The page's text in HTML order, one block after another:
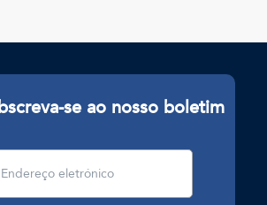
se ao nosso boletim